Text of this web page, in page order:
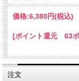
価格:6,380円(税込)
[ポイント還元 63
注文